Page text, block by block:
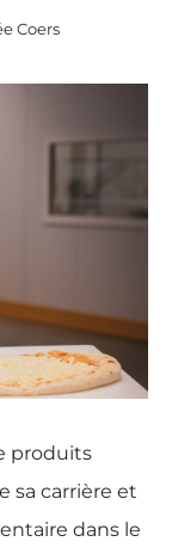
Coers
produits
sa carrière et
dans le